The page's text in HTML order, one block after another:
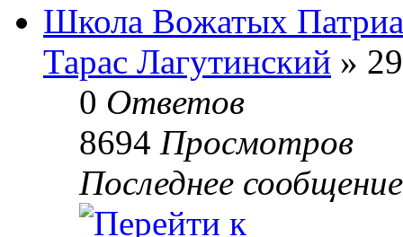
Школа Вожатых
Тарас Лагутинский »
0 Ответов
8694 Просмотров
Последнее